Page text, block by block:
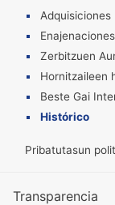
Adquisiciones
Enajenaciones
Zerbitzuen
Hornitzaileen
Beste Gai
Histórico
Pribatutasun
Transparencia